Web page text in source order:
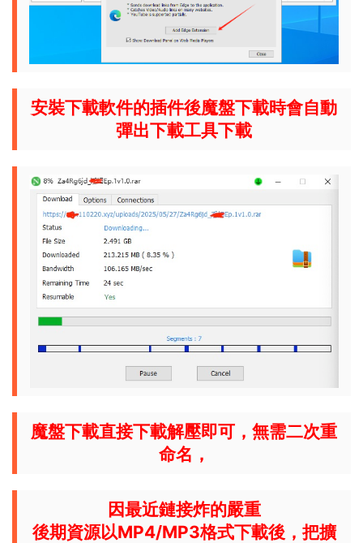
安裝下載軟件的插件後魔盤下載時會自動
彈出下載工具下載
魔盤下載直接下載解壓即可，無需二次重
命名，
因最近鏈接炸的嚴重
後期資源以MP4/MP3格式下載後，把擴